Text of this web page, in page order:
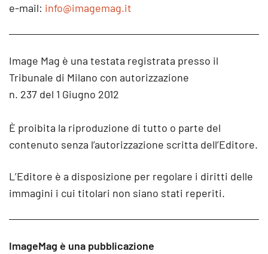
e-mail: info@imagemag.it
Image Mag è una testata registrata presso il
Tribunale di Milano con autorizzazione
n. 237 del 1 Giugno 2012
È proibita la riproduzione di tutto o parte del
contenuto senza l’autorizzazione scritta dell’Editore.
L’Editore è a disposizione per regolare i diritti delle
immagini i cui titolari non siano stati reperiti.
ImageMag è una pubblicazione